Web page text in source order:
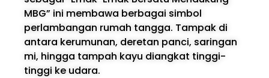
MBG” ini membawa berbagai simbol
perlambangan rumah tangga. Tampak di
antara kerumunan, deretan panci, saringan
mi, hingga tampah kayu diangkat tinggi-
tinggi ke udara.